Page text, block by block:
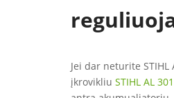
Jei dar neturite
įkrovikliu STIHL AL 301